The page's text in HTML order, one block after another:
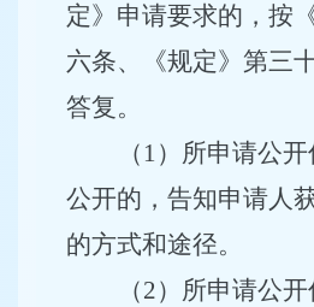
定》申请要求的，按
六条、《规定》第三
答复。
（ 1）所申请公
公开的，告知申请人
的方式和途径。
（2）所申请公